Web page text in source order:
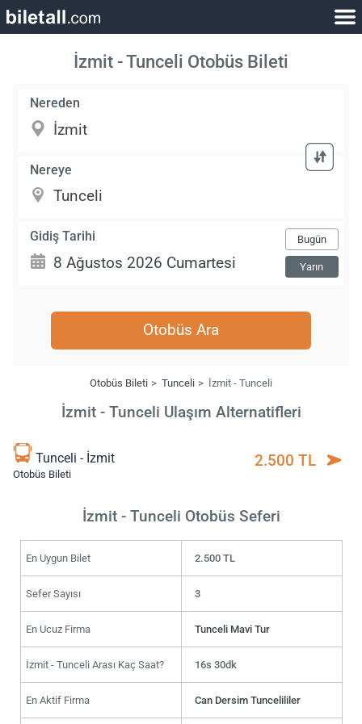
İzmit - Tunceli Otobüs Bileti
Nereden
Nereye
Gidiş Tarihi Bugün
Yarın
Otobüs Ara
Otobüs Bileti Tunceli İzmit - Tunceli
İzmit - Tunceli Ulaşım Alternatifleri
Tunceli - İzmit
Otobüs Bileti
2.500 TL
İzmit - Tunceli Otobüs Seferi
En Uygun Bilet 2.500 TL
Sefer Sayısı 3
En Ucuz Firma Tunceli Mavi Tur
İzmit - Tunceli Arası Kaç Saat? 16s 30dk
En Aktif Firma Can Dersim Tuncelililer